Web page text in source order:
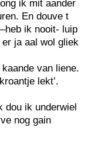
ik mit aander
En douve t
ik nooit- luip
ja aal wol gliek
van liene.
lekt’.
dou ik underwiel
nog gain